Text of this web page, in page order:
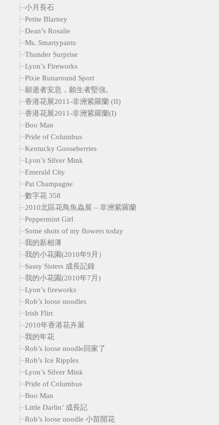
小月長石
Petite Blarney
Dean’s Rosalie
Ms. Smartypants
Thunder Surprise
Lyon’s Fireworks
Pixie Runaround Sport
願逝者安息，願生者堅強。
香港花展2011-非洲紫羅蘭 (II)
香港花展2011-非洲紫羅蘭(I)
Boo Man
Pride of Columbus
Kentucky Gooseberries
Lyon’s Silver Mink
Emerald City
Pat Champagne
數字花 358
2010北區花鳥魚蟲展 – 非洲紫羅蘭
Peppermint Girl
Some shots of my flowers today
我的新相薄
我的小花園(2010年9月）
Sassy Sisters 成長記錄
我的小花園(2010年7月)
Lyon’s fireworks
Rob’s loose noodles
Irish Flirt
2010年香港花卉展
我的年花
Rob’s loose noodle回家了
Rob’s Ice Ripples
Lyon’s Silver Mink
Pride of Columbus
Boo Man
Little Darlin’ 成長記
Rob’s loose noodle 小苗開花